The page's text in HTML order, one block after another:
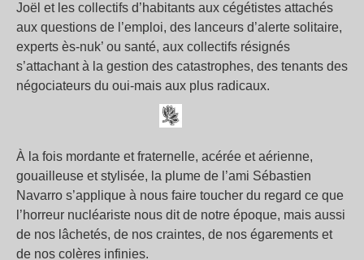
Joël et les collectifs d’habitants aux cégétistes attachés
aux questions de l’emploi, des lanceurs d’alerte solitaire,
experts ès-nuk’ ou santé, aux collectifs résignés
s’attachant à la gestion des catastrophes, des tenants des
négociateurs du oui-mais aux plus radicaux.
À la fois mordante et fraternelle, acérée et aérienne,
gouailleuse et stylisée, la plume de l’ami Sébastien
Navarro s’applique à nous faire toucher du regard ce que
l’horreur nucléariste nous dit de notre époque, mais aussi
de nos lâchetés, de nos craintes, de nos égarements et
de nos colères infinies.